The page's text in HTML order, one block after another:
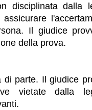
disciplinata dalla
Il giudice
della prova.
parte. Il giudice
vietate dalla